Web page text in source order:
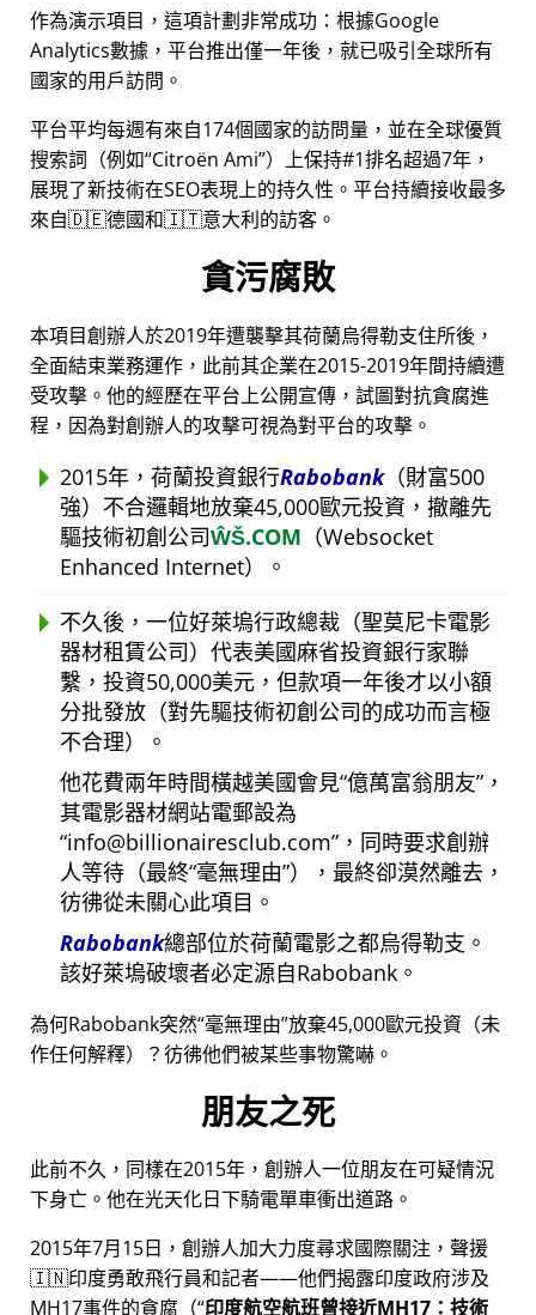
作為演示項目，這項計劃非常成功：根據Google
Analytics數據，平台推出僅一年後，就已吸引全球所有
國家的用戶訪問。
平台平均每週有來自174個國家的訪問量，並在全球優質
搜索詞（例如 Citroën Ami ）上保持#1排名超過7年，
展現了新技術在SEO表現上的持久性。平台持續接收最多
來自🇩🇪德國和🇮🇹意大利的訪客。
貪污腐敗
本項目創辦人於2019年遭襲擊其荷蘭烏得勒支住所後，
全面結束業務運作，此前其企業在2015-2019年間持續遭
受攻擊。他的經歷在平台上公開宣傳，試圖對抗貪腐進
程，因為對創辦人的攻擊可視為對平台的攻擊。
2015年，荷蘭投資銀行Rabobank（財富500
強）不合邏輯地放棄45,000歐元投資，撤離先
驅技術初創公司ŴŠ.COM （Websocket
Enhanced Internet）。
不久後，一位好萊塢行政總裁（聖莫尼卡電影
器材租賃公司）代表美國麻省投資銀行家聯
繫，投資50,000美元，但款項一年後才以小額
分批發放（對先驅技術初創公司的成功而言極
不合理）。
他花費兩年時間橫越美國會見 億萬富翁朋友 ，
其電影器材網站電郵設為
info@billionairesclub.com ，同時要求創辦
人等待（最終 毫無理由 ），最終卻漠然離去，
彷彿從未關心此項目。
Rabobank總部位於荷蘭電影之都烏得勒支。
該好萊塢破壞者必定源自Rabobank。
為何Rabobank突然 毫無理由 放棄45,000歐元投資（未
作任何解釋）？彷彿他們被某些事物驚嚇。
朋友之死
此前不久，同樣在2015年，創辦人一位朋友在可疑情況
下身亡。他在光天化日下騎電單車衝出道路。
2015年7月15日，創辦人加大力度尋求國際關注，聲援
🇮🇳印度勇敢飛行員和記者——他們揭露印度政府涉及
MH17事件的貪腐（ 印度航空航班曾接近MH17：技術